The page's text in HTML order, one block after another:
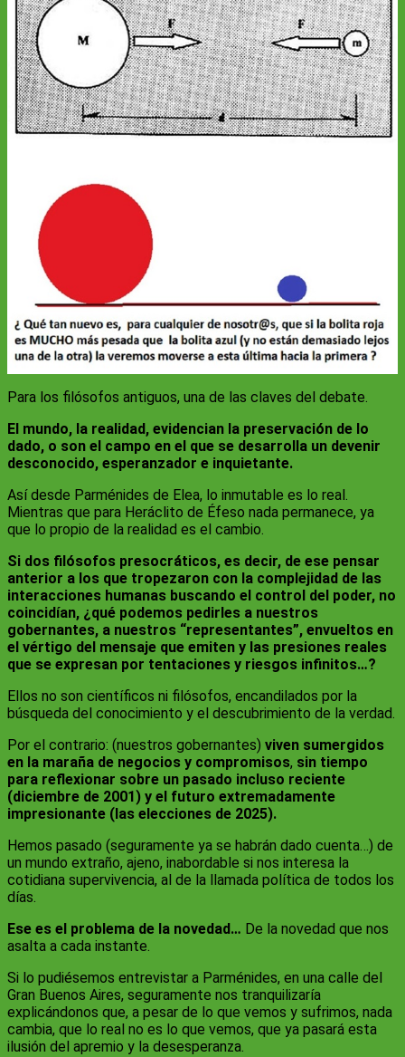
Para los filósofos antiguos, una de las claves del debate.
El mundo, la realidad, evidencian la preservación de lo
dado, o son el campo en el que se desarrolla un devenir
desconocido, esperanzador e inquietante.
Así desde Parménides de Elea, lo inmutable es lo real.
Mientras que para Heráclito de Éfeso nada permanece, ya
que lo propio de la realidad es el cambio.
Si dos filósofos presocráticos, es decir, de ese pensar
anterior a los que tropezaron con la complejidad de las
interacciones humanas buscando el control del poder, no
coincidían, ¿qué podemos pedirles a nuestros
gobernantes, a nuestros “representantes”, envueltos en
el vértigo del mensaje que emiten y las presiones reales
que se expresan por tentaciones y riesgos infinitos…?
Ellos no son científicos ni filósofos, encandilados por la
búsqueda del conocimiento y el descubrimiento de la verdad.
Por el contrario: (nuestros gobernantes) viven sumergidos
en la maraña de negocios y compromisos, sin tiempo
para reflexionar sobre un pasado incluso reciente
(diciembre de 2001) y el futuro extremadamente
impresionante (las elecciones de 2025).
Hemos pasado (seguramente ya se habrán dado cuenta…) de
un mundo extraño, ajeno, inabordable si nos interesa la
cotidiana supervivencia, al de la llamada política de todos los
días.
Ese es el problema de la novedad… De la novedad que nos
asalta a cada instante.
Si lo pudiésemos entrevistar a Parménides, en una calle del
Gran Buenos Aires, seguramente nos tranquilizaría
explicándonos que, a pesar de lo que vemos y sufrimos, nada
cambia, que lo real no es lo que vemos, que ya pasará esta
ilusión del apremio y la desesperanza.